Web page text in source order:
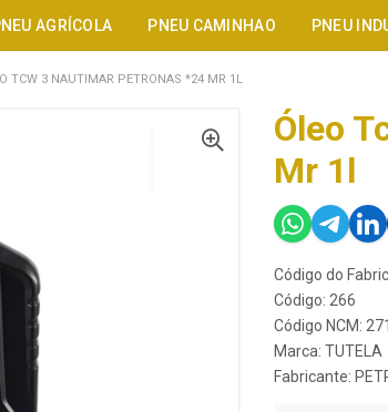
AGRÍCOLA PNEU CAMINHAO PNEU
TCW 3 NAUTIMAR PETRONAS *24 MR 1L
Óleo
Mr 1l
Código do
Código: 266
Código NCM:
Marca: TUTELA
Fabricante: